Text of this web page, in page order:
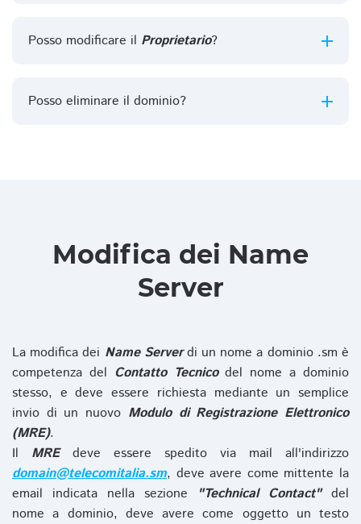
Posso modificare il Proprietario?
Posso eliminare il dominio?
Modifica dei Name
Server
La modifica dei Name Serverdi un nome a dominio .sm è
competenza del Contatto Tecnicodel nome a dominio
stesso, e deve essere richiesta mediante un semplice
invio di un nuovo Modulo di Registrazione Elettronico
(MRE).
Il MREdeve essere spedito via mail all'indirizzo
domain@telecomitalia.sm, deve avere come mittente la
email indicata nella sezione
"Technical Contact"del
nome a dominio, deve avere come oggetto un testo